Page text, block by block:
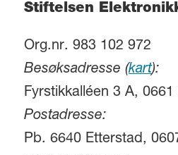
Stiftelsen
Org.nr. 983 102 972
Besøksadresse (kart):
Fyrstikkalléen 3 A, 0661
Postadresse:
Pb. 6640 Etterstad,